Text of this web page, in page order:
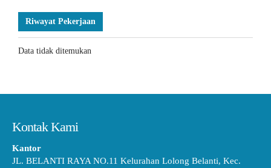
Riwayat Pekerjaan
Data tidak ditemukan
Kontak Kami
Kantor
JL. BELANTI RAYA NO.11 Kelurahan Lolong Belanti, Kec.